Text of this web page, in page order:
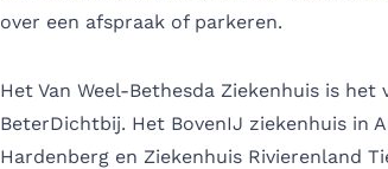
over een afspraak of parkeren.
Het Van Weel-Bethesda Ziekenhuis is het
BeterDichtbij. Het BovenIJ ziekenhuis in
Hardenberg en Ziekenhuis Rivierenland